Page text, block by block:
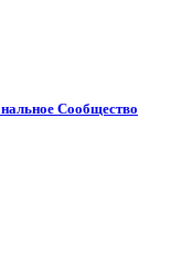
Сообщество